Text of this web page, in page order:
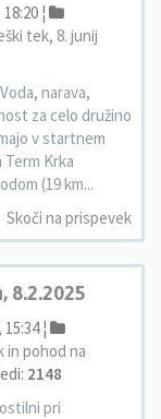
¦
tek, 8. junij
narava,
za celo družino
v startnem
Krka
(19 km...
Skoči na prispevek
8.2.2025
¦
in pohod na
2148
pri